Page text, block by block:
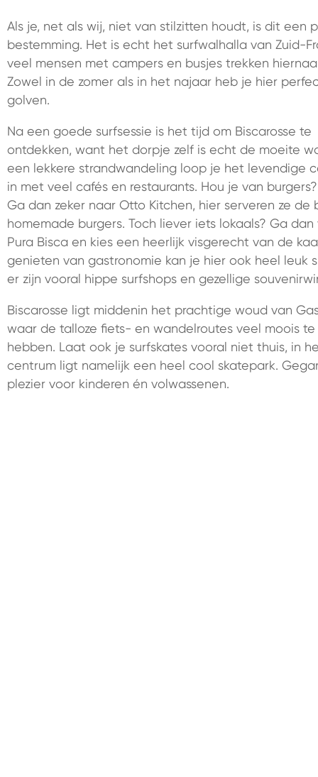
Als je, net als wij, niet van stilzitten houdt, is dit een
bestemming. Het is echt het surfwalhalla van Zuid-
veel mensen met campers en busjes trekken
Zowel in de zomer als in het najaar heb je hier
golven.
Na een goede surfsessie is het tijd om Biscarosse te
ontdekken, want het dorpje zelf is echt de moeite
een lekkere strandwandeling loop je het levendige
in met veel cafés en restaurants. Hou je van burgers?
Ga dan zeker naar Otto Kitchen, hier serveren ze de
homemade burgers. Toch liever iets lokaals? Ga dan
Pura Bisca en kies een heerlijk visgerecht van de
genieten van gastronomie kan je hier ook heel leuk
er zijn vooral hippe surfshops en gezellige
Biscarosse ligt middenin het prachtige woud van
waar de talloze fiets- en wandelroutes veel moois
hebben. Laat ook je surfskates vooral niet thuis, in
centrum ligt namelijk een heel cool skatepark.
plezier voor kinderen én volwassenen.